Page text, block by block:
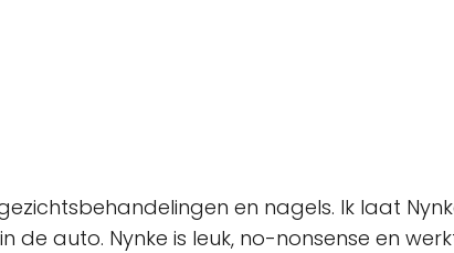
en nagels. Ik laat
auto. Nynke is leuk, no-nonsense en